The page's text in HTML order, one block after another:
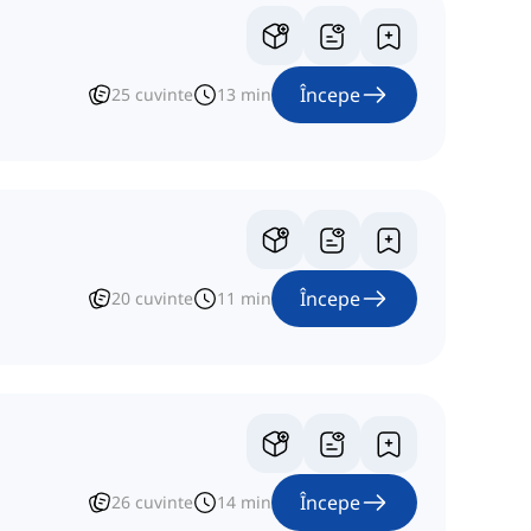
25 cuvinte 13 min Începe
20 cuvinte 11 min Începe
26 cuvinte 14 min Începe